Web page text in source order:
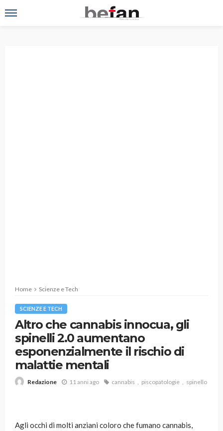
Home Scienze e Tech
SCIENZE E TECH
Altro che cannabis innocua, gli
spinelli 2.0 aumentano
esponenzialmente il rischio di
malattie mentali
Redazione 11 anni ago cannabis piscopatologie spinello
Agli occhi di molti anziani coloro che fumano cannabis,